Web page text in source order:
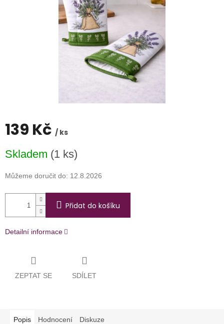
139 Kč / ks
cena:
Skladem (1 ks)
Můžeme doručit do: 12.8.2026
Přidat do košíku
Detailní informace
ZEPTAT SE SDÍLET
Popis Hodnocení Diskuze